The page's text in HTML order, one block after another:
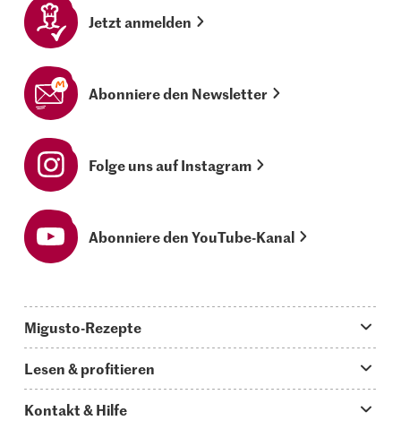
Jetzt anmelden
Abonniere den Newsletter
Folge uns auf Instagram
Abonniere den YouTube-Kanal
Migusto-Rezepte
Was koche ich heute?
Lesen & profitieren
Kontakt & Hilfe